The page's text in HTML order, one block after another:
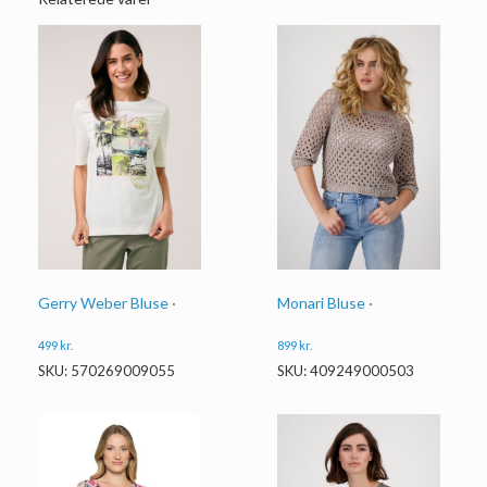
Gerry Weber Bluse ·
499kr.
SKU: 570269009055
Monari Bluse ·
899kr.
SKU: 409249000503